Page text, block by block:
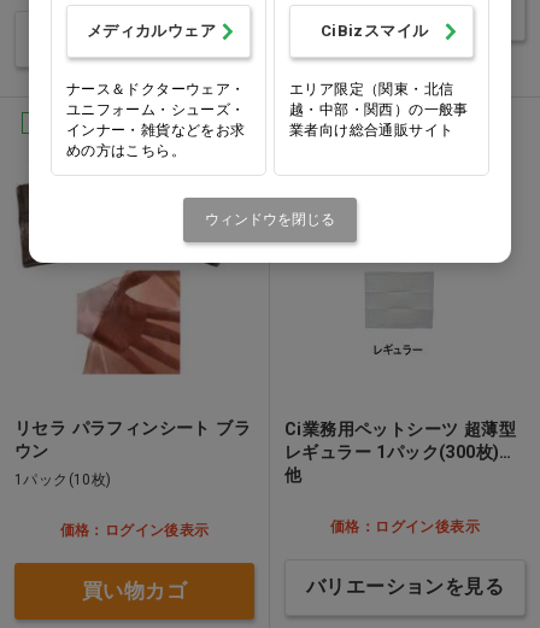
バリエーションを見る
バリエーションを見る
Ciオリジナル
リセラ パラフィンシート ブラ
ウン
1パック(10枚)
価格：ログイン後表示
買い物カゴ
Ciオリジナル
Ci業務用ペットシーツ 超薄型
レギュラー 1パック(300枚)…
他
価格：ログイン後表示
バリエーションを見る
メディカルウェア
ナース＆ドクターウェア・
ユニフォーム・シューズ・
インナー・雑貨などをお求
めの方はこちら。
CiBizスマイル
エリア限定（関東・北信
越・中部・関西）の一般事
業者向け総合通販サイト
ウィンドウを閉じる